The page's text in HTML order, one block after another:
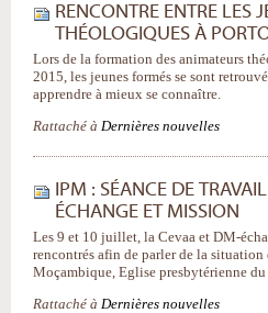
RENCONTRE ENTRE LES
THÉOLOGIQUES À
Lors de la formation des animateurs
2015, les jeunes formés se sont
apprendre à mieux se connaître.
Rattaché à Dernières nouvelles
IPM : SÉANCE DE
ÉCHANGE ET MISSION
Les 9 et 10 juillet, la Cevaa et DM-
rencontrés afin de parler de la
Moçambique, Eglise presbytérienne
Rattaché à Dernières nouvelles